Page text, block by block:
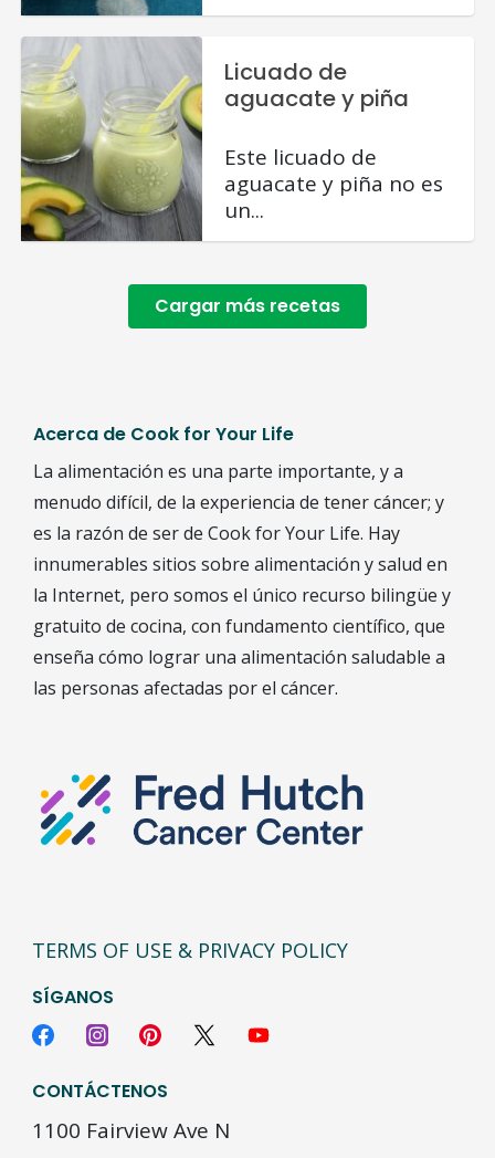
Licuado de
aguacate y piña
Este licuado de
aguacate y piña no es
un...
Cargar más recetas
Acerca de Cook for Your Life
La alimentación es una parte importante, y a
menudo difícil, de la experiencia de tener cáncer; y
es la razón de ser de Cook for Your Life. Hay
innumerables sitios sobre alimentación y salud en
la Internet, pero somos el único recurso bilingüe y
gratuito de cocina, con fundamento científico, que
enseña cómo lograr una alimentación saludable a
las personas afectadas por el cáncer.
TERMS OF USE & PRIVACY POLICY
SÍGANOS
CONTÁCTENOS
1100 Fairview Ave N